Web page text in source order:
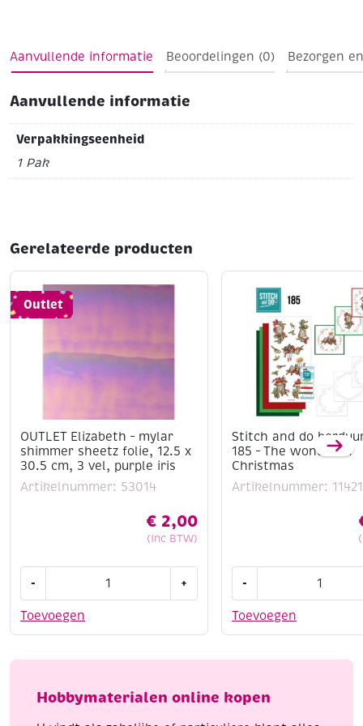
Aanvullende informatie Beoordelingen (0) Bezorgen
Aanvullende informatie
Verpakkingseenheid
1 Pak
Gerelateerde producten
Outlet
OUTLET Elizabeth – mylar
shimmer sheetz folie, 12.5 x
30.5 cm, 3 vel, purple iris
Artikelnummer: 53014
€ 2,00
(Inc BTW)
Toevoegen
-
-
sheetz
12.5
+
Stitch and do
185 – The wonder of
Christmas
Artikelnummer:
Toevoegen
-
do
-
wonder
Hobbymaterialen online kopen